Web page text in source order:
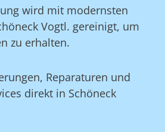
wird mit modernsten
Vogtl. gereinigt, um
zu erhalten.
Reparaturen und
direkt in Schöneck